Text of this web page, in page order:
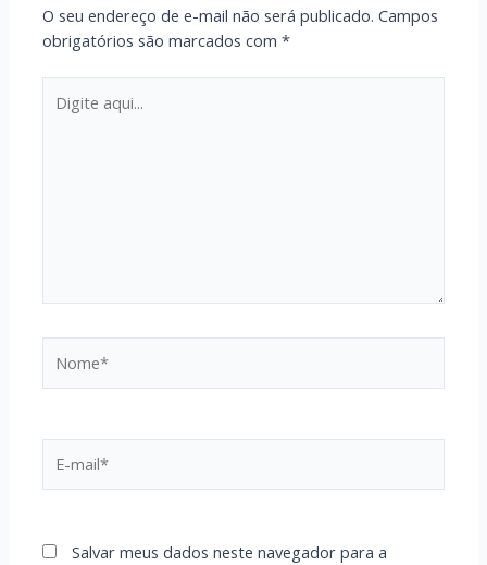
O seu endereço de e-mail não será publicado. Campos
obrigatórios são marcados com*
aqui...
mail*
Salvar meus dados neste navegador para a